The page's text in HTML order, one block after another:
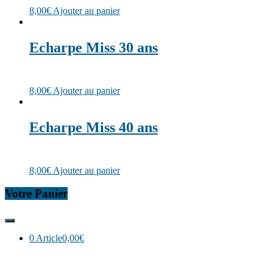
8,00€ Ajouter au panier
Echarpe Miss 30 ans
8,00€ Ajouter au panier
Echarpe Miss 40 ans
8,00€ Ajouter au panier
Votre Panier
0 Article0,00€